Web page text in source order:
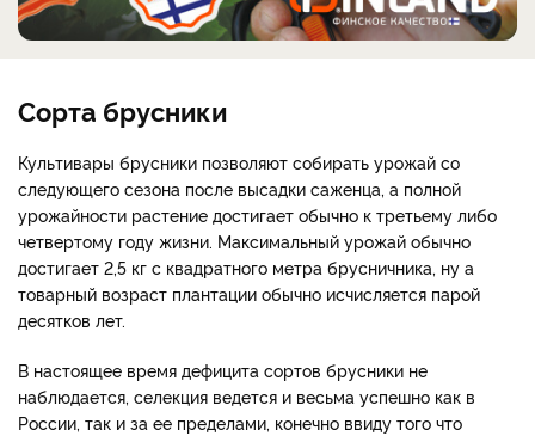
Сорта брусники
Культивары брусники позволяют собирать урожай со
следующего сезона после высадки саженца, а полной
урожайности растение достигает обычно к третьему либо
четвертому году жизни. Максимальный урожай обычно
достигает 2,5 кг с квадратного метра брусничника, ну а
товарный возраст плантации обычно исчисляется парой
десятков лет.
В настоящее время дефицита сортов брусники не
наблюдается, селекция ведется и весьма успешно как в
России, так и за ее пределами, конечно ввиду того что